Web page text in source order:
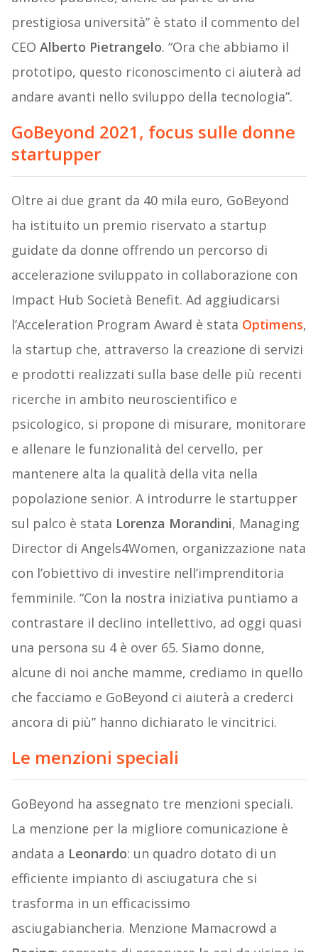
prestigiosa università” è stato il commento del
CEO Alberto Pietrangelo. “Ora che abbiamo il
prototipo, questo riconoscimento ci aiuterà ad
andare avanti nello sviluppo della tecnologia”.
GoBeyond 2021, focus sulle donne
startupper
Oltre ai due grant da 40 mila euro, GoBeyond
ha istituito un premio riservato a startup
guidate da donne offrendo un percorso di
accelerazione sviluppato in collaborazione con
Impact Hub Società Benefit. Ad aggiudicarsi
l’Acceleration Program Award è stata Optimens,
la startup che, attraverso la creazione di servizi
e prodotti realizzati sulla base delle più recenti
ricerche in ambito neuroscientifico e
psicologico, si propone di misurare, monitorare
e allenare le funzionalità del cervello, per
mantenere alta la qualità della vita nella
popolazione senior. A introdurre le startupper
sul palco è stata Lorenza Morandini, Managing
Director di Angels4Women, organizzazione nata
con l’obiettivo di investire nell’imprenditoria
femminile. “Con la nostra iniziativa puntiamo a
contrastare il declino intellettivo, ad oggi quasi
una persona su 4 è over 65. Siamo donne,
alcune di noi anche mamme, crediamo in quello
che facciamo e GoBeyond ci aiuterà a crederci
ancora di più” hanno dichiarato le vincitrici.
Le menzioni speciali
GoBeyond ha assegnato tre menzioni speciali.
La menzione per la migliore comunicazione è
andata a Leonardo: un quadro dotato di un
efficiente impianto di asciugatura che si
trasforma in un efficacissimo
asciugabiancheria. Menzione Mamacrowd a